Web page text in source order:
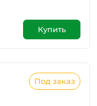
Купить
Под заказ